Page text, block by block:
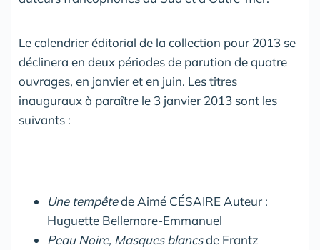
Le calendrier éditorial de la collection pour 2013 se
déclinera en deux périodes de parution de quatre
ouvrages, en janvier et en juin. Les titres
inauguraux à paraître le 3 janvier 2013 sont les
suivants :
Une tempêtede Aimé CÉSAIRE Auteur :
Huguette Bellemare-Emmanuel
Peau Noire, Masques blancsde Frantz